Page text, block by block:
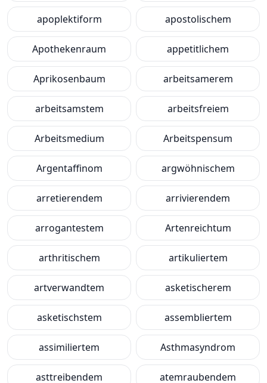
apoplektiform apostolischem
Apothekenraum appetitlichem
Aprikosenbaum arbeitsamerem
arbeitsamstem arbeitsfreiem
Arbeitsmedium Arbeitspensum
Argentaffinom argwöhnischem
arretierendem arrivierendem
arrogantestem Artenreichtum
arthritischem artikuliertem
artverwandtem asketischerem
asketischstem assembliertem
assimiliertem Asthmasyndrom
asttreibendem atemraubendem